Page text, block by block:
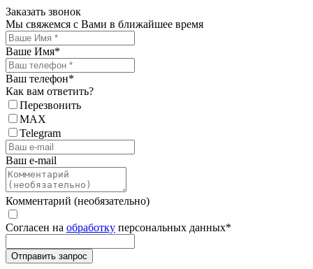
Заказать звонок
Мы свяжемся с Вами в ближайшее время
Ваше Имя*
Ваш телефон*
Как вам ответить?
Перезвонить
MAX
Telegram
Ваш e-mail
Комментарий (необязательно)
Согласен на обработку персональных данных*